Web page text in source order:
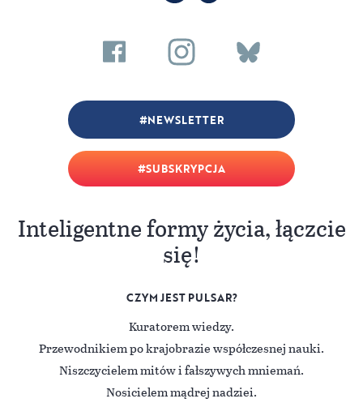
SUBSKRYPCJA
NEWSLETTER
Inteligentne formy życia, łączcie
się!
CZYM JEST PULSAR?
Kuratorem wiedzy.
Przewodnikiem po krajobrazie współczesnej nauki.
Niszczycielem mitów i fałszywych mniemań.
Nosicielem mądrej nadziei.